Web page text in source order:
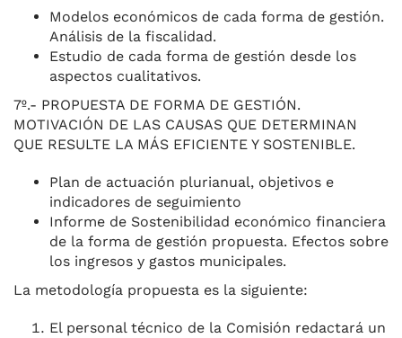
Modelos económicos de cada forma de gestión.
Análisis de la fiscalidad.
Estudio de cada forma de gestión desde los
aspectos cualitativos.
7º.- PROPUESTA DE FORMA DE GESTIÓN.
MOTIVACIÓN DE LAS CAUSAS QUE DETERMINAN
QUE RESULTE LA MÁS EFICIENTE Y SOSTENIBLE.
Plan de actuación plurianual, objetivos e
indicadores de seguimiento
Informe de Sostenibilidad económico financiera
de la forma de gestión propuesta. Efectos sobre
los ingresos y gastos municipales.
La metodología propuesta es la siguiente:
El personal técnico de la Comisión redactará un